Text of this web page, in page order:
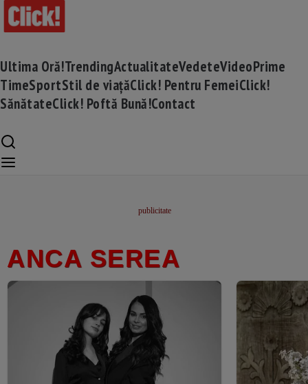
Ultima Oră!TrendingActualitateVedeteVideoPrime
TimeSportStil de viațăClick! Pentru FemeiClick!
SănătateClick! Poftă Bună!Contact
ANCA SEREA